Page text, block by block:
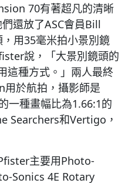
70有著超凡的清晰
還放了ASC會員Bill
用35毫米拍小景別鏡
說，「大景別鏡頭的
這種方式。」兩人最終
於航拍，攝影師是
一種畫幅比為1.66:1的
Searchers和Vertigo，
主要用Photo-
Sonics 4E Rotary